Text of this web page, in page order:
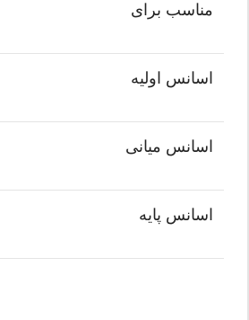
مناسب برای
اسانس اولیه
اسانس میانی
اسانس پایه